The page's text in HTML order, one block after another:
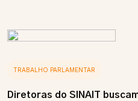
TRABALHO PARLAMENTAR
Diretoras do SINAIT